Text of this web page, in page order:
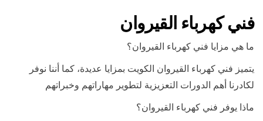
فني كهرباء القيروان
ما هي مزايا فني كهرباء القيروان؟
يتميز فني كهرباء القيروان الكويت بمزايا عديدة، كما أننا نوفر
لكادرنا أهم الدورات التعزيزية لتطوير مهاراتهم وخبراتهم
ماذا يوفر فني كهرباء القيروان؟